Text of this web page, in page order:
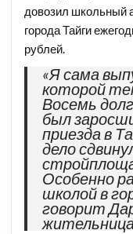
довозил школьный
города Тайги
рублей.
«Я сама
которой
Восемь
был
приезда в
дело
Особенно
школой в
говорит